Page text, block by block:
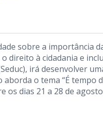
sobre a importância
direito à cidadania e
irá desenvolver
aborda o tema “É
os dias 21 a 28 de